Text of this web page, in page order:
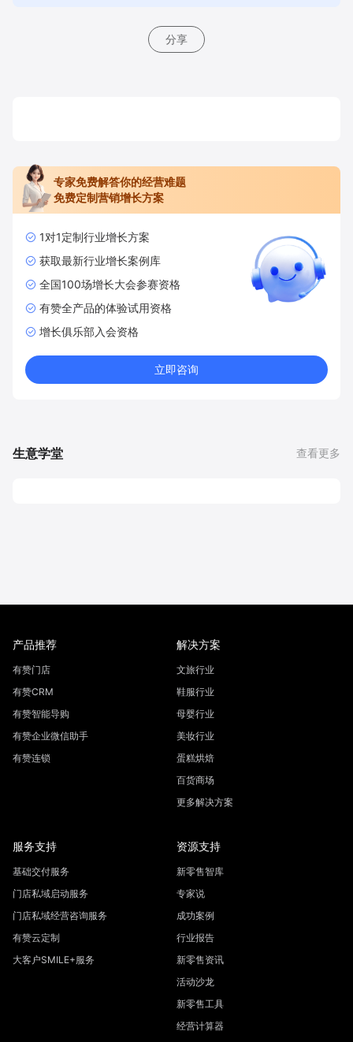
分享
专家免费解答你的经营难题
免费定制营销增长方案
1对1定制行业增长方案
获取最新行业增长案例库
全国100场增长大会参赛资格
有赞全产品的体验试用资格
增长俱乐部入会资格
立即咨询
生意学堂 查看更多
产品推荐
有赞门店
有赞CRM
有赞智能导购
有赞企业微信助手
有赞连锁
解决方案
文旅行业
鞋服行业
母婴行业
美妆行业
蛋糕烘焙
百货商场
更多解决方案
服务支持
基础交付服务
门店私域启动服务
门店私域经营咨询服务
有赞云定制
大客户SMILE+服务
资源支持
新零售智库
专家说
成功案例
行业报告
新零售资讯
活动沙龙
新零售工具
经营计算器